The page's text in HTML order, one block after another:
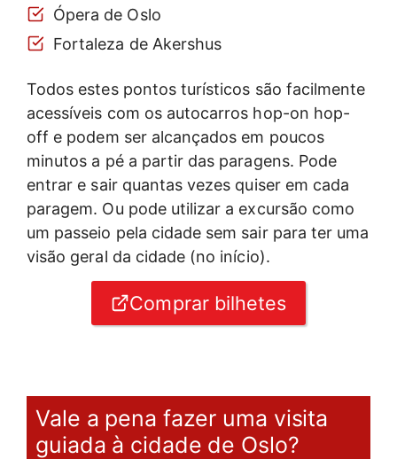
Ópera de Oslo
Fortaleza de Akershus
Todos estes pontos turísticos são facilmente
acessíveis com os autocarros hop-on hop-
off e podem ser alcançados em poucos
minutos a pé a partir das paragens. Pode
entrar e sair quantas vezes quiser em cada
paragem. Ou pode utilizar a excursão como
um passeio pela cidade sem sair para ter uma
visão geral da cidade (no início).
Comprar bilhetes
Vale a pena fazer uma visita
guiada à cidade de Oslo?